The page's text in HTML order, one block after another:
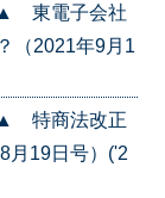
▲ 東電子会社
（2021年9月1
▲ 特商法改正
月19日号）('2